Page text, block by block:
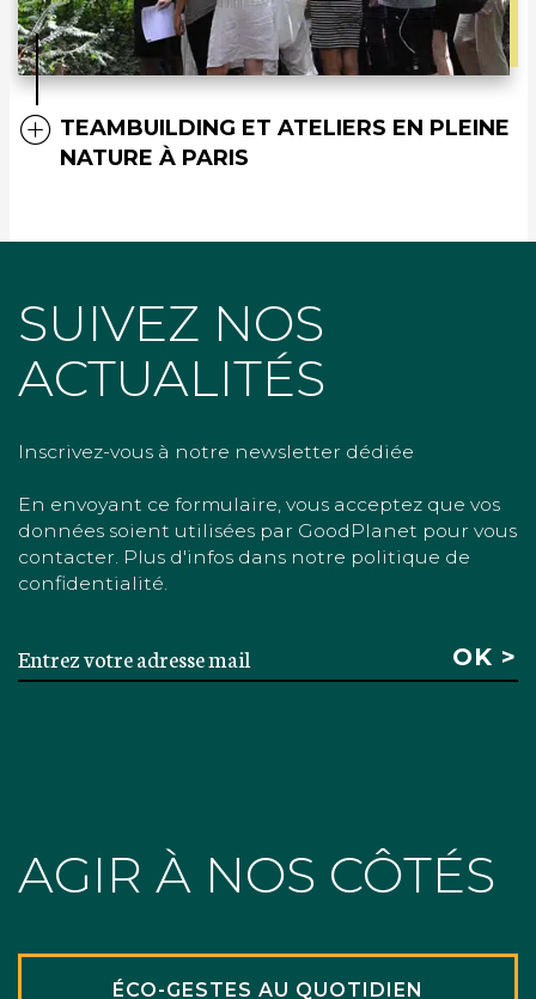
TEAMBUILDING ET ATELIERS EN PLEINE
NATURE À PARIS
SUIVEZ NOS
ACTUALITÉS
Inscrivez-vous à notre newsletter dédiée
En envoyant ce formulaire, vous acceptez que vos
données soient utilisées par GoodPlanet pour vous
contacter. Plus d'infos dans notre politique de
confidentialité.
AGIR À NOS CÔTÉS
ÉCO-GESTES AU QUOTIDIEN